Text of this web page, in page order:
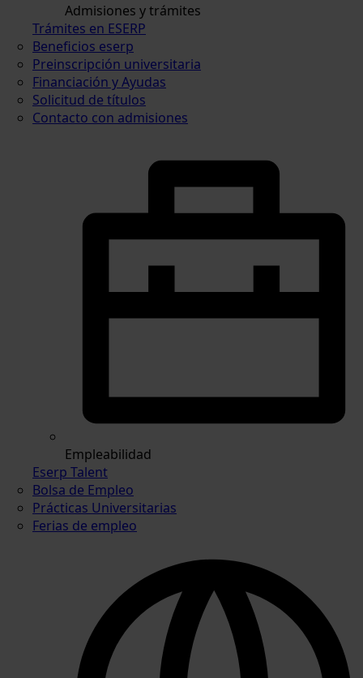
Admisiones y trámites
Trámites en ESERP
Beneficios eserp
Preinscripción universitaria
Financiación y Ayudas
Solicitud de títulos
Contacto con admisiones
Empleabilidad
Eserp Talent
Bolsa de Empleo
Prácticas Universitarias
Ferias de empleo